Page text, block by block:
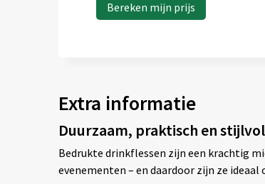
Bereken mijn prijs
Extra informatie
Duurzaam, praktisch en
Bedrukte drinkflessen zijn een krachtig
evenementen – en daardoor zijn ze